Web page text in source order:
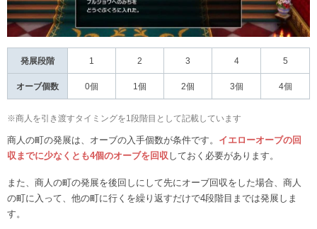
発展段階 1 2 3 4 5
オーブ個数 0個 1個 2個 3個 4個
※商人を引き渡すタイミングを1段階目として記載しています
商人の町の発展は、オーブの入手個数が条件です。 イエローオーブの回
収までに少なくとも4個のオーブを回収しておく必要があります。
また、商人の町の発展を後回しにして先にオーブ回収をした場合、商人
の町に入って、他の町に行くを繰り返すだけで4段階目までは発展しま
す。